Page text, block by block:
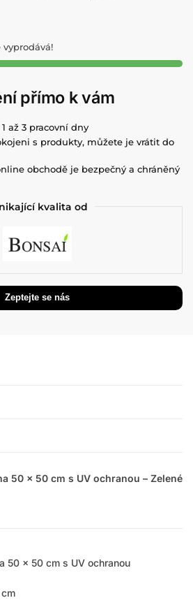
přímo k vám
až 3 pracovní dny
s produkty, můžete je vrátit do
obchodě je bezpečný a chráněný
kvalita od
50 x 50 cm s UV ochranou – Zelené
50 x 50 cm s UV ochranou